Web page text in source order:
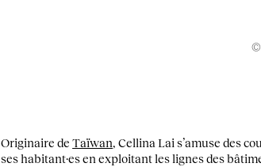
©
Originaire deTaïwan, Cellina Lai s’amuse des
ses habitant·es en exploitant les lignes des